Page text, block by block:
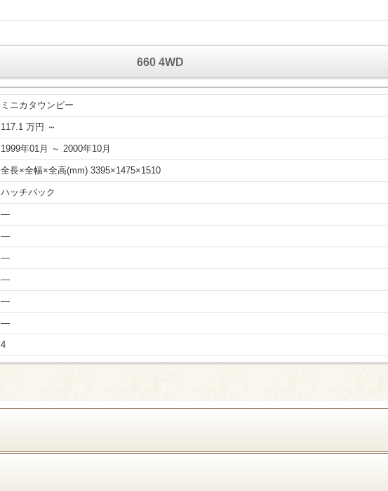
660 4WD
ミニカタウンビー
117.1 万円 ～
1999年01月 ～ 2000年10月
全長×全幅×全高(mm) 3395×1475×1510
ハッチバック
―
―
―
―
―
―
4